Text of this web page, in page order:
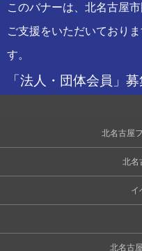
このバナーは、北名古屋
ご支援をいただいており
す。
「法人・団体会員」
北名古屋
北名
イ
北名古